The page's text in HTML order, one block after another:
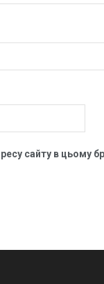
сайту в цьому